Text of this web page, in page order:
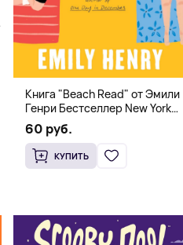
Книга "Beach Read" от Эмили
Генри Бестселлер New York
Times
60 руб.
КУПИТЬ